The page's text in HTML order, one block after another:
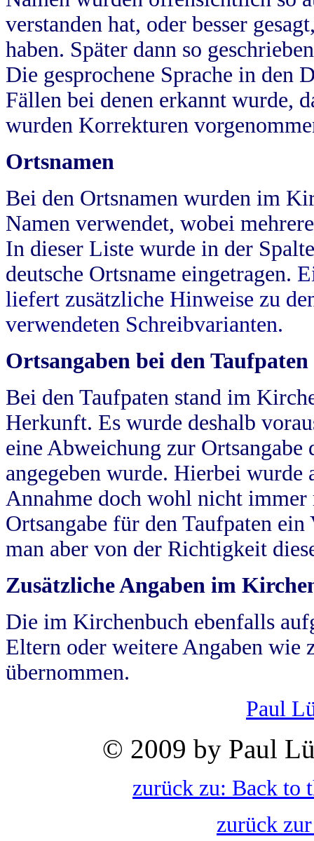
verstanden hat, oder besser
haben. Später dann so
Die gesprochene Sprache in
Fällen bei denen erkannt wurde,
wurden Korrekturen
Ortsnamen
Bei den Ortsnamen wurden im
Namen verwendet, wobei
In dieser Liste wurde in der
deutsche Ortsname eingetragen.
liefert zusätzliche Hinweise zu
verwendeten Schreibvarianten.
Ortsangaben bei den Taufpaten
Bei den Taufpaten stand im
Herkunft. Es wurde deshalb
eine Abweichung zur
angegeben wurde. Hierbei wurde
Annahme doch wohl nicht
Ortsangabe für den Taufpaten
man aber von der Richtigkeit
Zusätzliche Angaben im
Die im Kirchenbuch ebenfalls
Eltern oder weitere Angaben wie
übernommen.
Paul
© 2009 by Paul
zurück zu: Back to
zurück